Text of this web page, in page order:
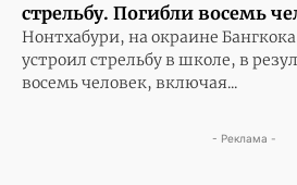
стрельбу. Погибли восемь
Нонтхабури, на окраине
устроил стрельбу в школе, в
восемь человек, включая...
- Реклама -